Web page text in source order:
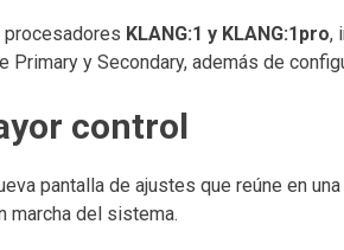
procesadores KLANG:1 y KLANG:1pro,
y Secondary, además de
control
pantalla de ajustes que reúne en
marcha del sistema.